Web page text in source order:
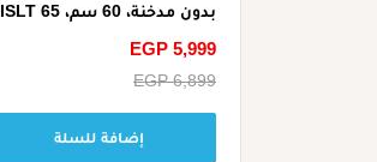
بدون مدخنة، 60 سم، ISLT 65
سعر
EGP 5,999
سعر
EGP 6,899
إضافة للسلة